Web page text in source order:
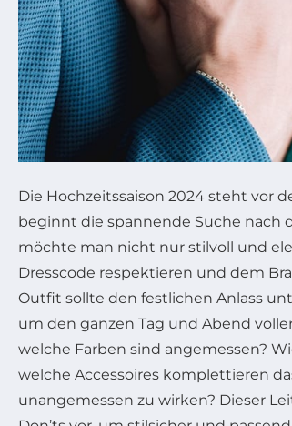
Die Hochzeitssaison 2024 steht vor
beginnt die spannende Suche nach
möchte man nicht nur stilvoll und
Dresscode respektieren und dem
Outfit sollte den festlichen Anlass
um den ganzen Tag und Abend
welche Farben sind angemessen?
welche Accessoires komplettieren
unangemessen zu wirken? Dieser